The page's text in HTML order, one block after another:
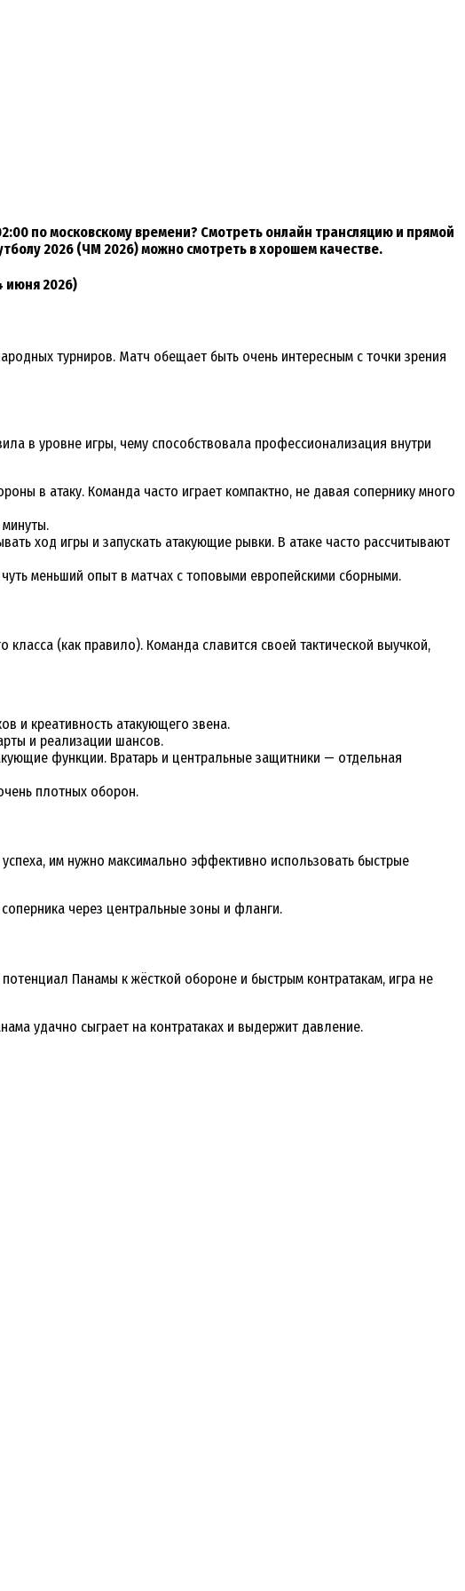
по московскому времени? Смотреть онлайн трансляцию и прямой
2026 (ЧМ 2026) можно смотреть в хорошем качестве.
июня 2026)
турниров. Матч обещает быть очень интересным с точки зрения
в уровне игры, чему способствовала профессионализация внутри
в атаку. Команда часто играет компактно, не давая сопернику много
ход игры и запускать атакующие рывки. В атаке часто рассчитывают
меньший опыт в матчах с топовыми европейскими сборными.
(как правило). Команда славится своей тактической выучкой,
и креативность атакующего звена.
и реализации шансов.
функции. Вратарь и центральные защитники — отдельная
плотных оборон.
им нужно максимально эффективно использовать быстрые
через центральные зоны и фланги.
Панамы к жёсткой обороне и быстрым контратакам, игра не
удачно сыграет на контратаках и выдержит давление.